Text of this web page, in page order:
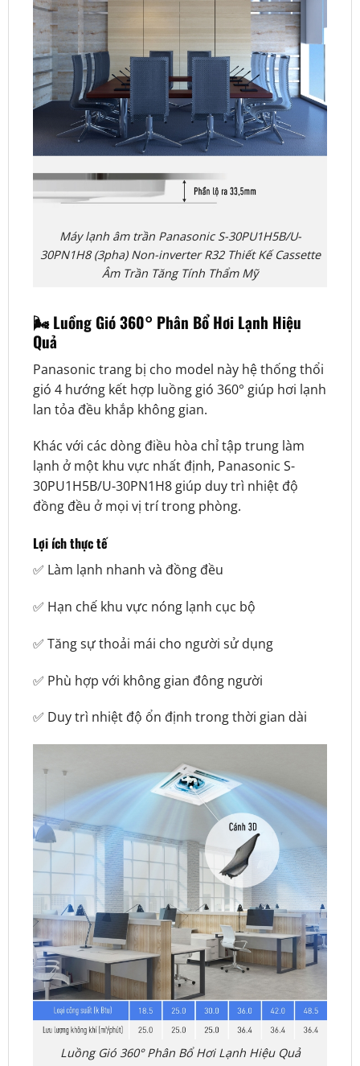
Máy lạnh âm trần Panasonic S-30PU1H5B/U-
30PN1H8 (3pha) Non-inverter R32 Thiết Kế Cassette
Âm Trần Tăng Tính Thẩm Mỹ
🌬️ Luồng Gió 360° Phân Bổ Hơi Lạnh Hiệu
Quả
Panasonic trang bị cho model này hệ thống thổi
gió 4 hướng kết hợp luồng gió 360° giúp hơi lạnh
lan tỏa đều khắp không gian.
Khác với các dòng điều hòa chỉ tập trung làm
lạnh ở một khu vực nhất định, Panasonic S-
30PU1H5B/U-30PN1H8 giúp duy trì nhiệt độ
đồng đều ở mọi vị trí trong phòng.
Lợi ích thực tế
✅ Làm lạnh nhanh và đồng đều
✅ Hạn chế khu vực nóng lạnh cục bộ
✅ Tăng sự thoải mái cho người sử dụng
✅ Phù hợp với không gian đông người
✅ Duy trì nhiệt độ ổn định trong thời gian dài
Luồng Gió 360° Phân Bổ Hơi Lạnh Hiệu Quả